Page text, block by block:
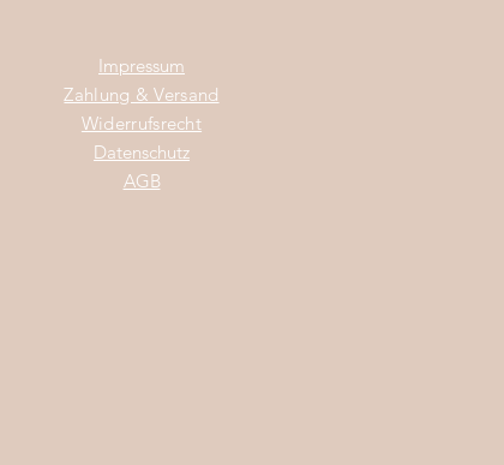
Impressum
Zahlung & Versand
Widerrufsrecht
Datenschutz
AGB